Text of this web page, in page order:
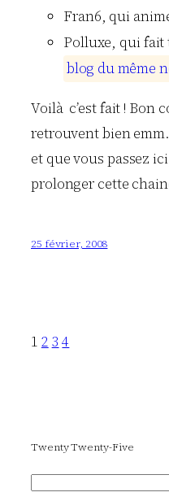
Fran6, qui
Polluxe, qui fait
blog dumême n
Voilà c’est fait ! Bon
retrouvent bien
et que vous passez
prolonger cette
25 février, 2008
1 2 3 4
Twenty Twenty-Five
Rechercher